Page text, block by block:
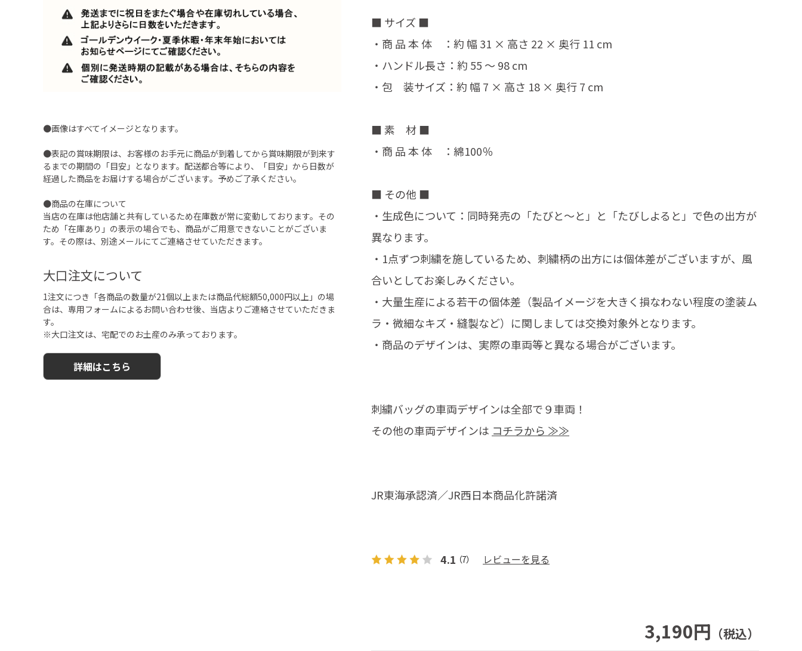
●画像はすべてイメージとなります。
●表記の賞味期限は、お客様のお手元に商品が到着してから賞味期限が到来す
るまでの期間の「目安」となります。配送都合等により、「目安」から日数が
経過した商品をお届けする場合がございます。予めご了承ください。
●商品の在庫について
当店の在庫は他店舗と共有しているため在庫数が常に変動しております。その
ため「在庫あり」の表示の場合でも、商品がご用意できないことがございま
す。その際は、別途メールにてご連絡させていただきます。
大口注文について
1注文につき「各商品の数量が21個以上または商品代総額50,000円以上」の場
合は、専用フォームによるお問い合わせ後、当店よりご連絡させていただきま
す。
※大口注文は、宅配でのお土産のみ承っております。
詳細はこちら
3,190円 （税込）
■ サイズ ■
・商 品 本 体 ：約 幅 31 × 高さ 22 × 奥行 11 cm
・ハンドル長さ：約 55 ～ 98 cm
・包 装サイズ：約 幅 7 × 高さ 18 × 奥行 7 cm
■ 素 材 ■
・商 品 本 体 ：綿100％
■ その他 ■
・生成色について：同時発売の「たびと～と」と「たびしよると」で色の出方が
異なります。
・1点ずつ刺繍を施しているため、刺繍柄の出方には個体差がございますが、風
合いとしてお楽しみください。
・大量生産による若干の個体差（製品イメージを大きく損なわない程度の塗装ム
ラ・微細なキズ・縫製など）に関しましては交換対象外となります。
・商品のデザインは、実際の車両等と異なる場合がございます。
刺繍バッグの車両デザインは全部で９車両！
その他の車両デザインは コチラから ≫≫
JR東海承認済／JR西日本商品化許諾済
4.1 （7） レビューを見る